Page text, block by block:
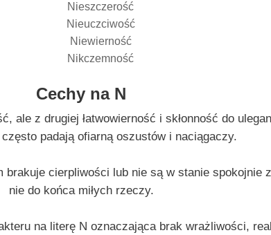
Nieszczerość
Nieuczciwość
Niewierność
Nikczemność
Cechy na N
ale z drugiej łatwowierność i skłonność do
padają ofiarną oszustów i naciągaczy.
brakuje cierpliwości lub nie są w stanie spokojnie
nie do końca miłych rzeczy.
na literę N oznaczająca brak wrażliwości,